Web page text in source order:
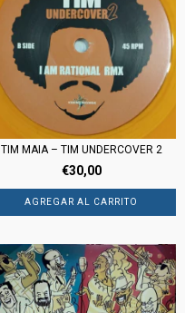
TIM MAIA – TIM UNDERCOVER 2
€30,00